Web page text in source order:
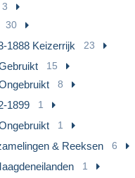
3
30
1888 Keizerrijk 23
15
8
1899 1
1
& Reeksen 6
1